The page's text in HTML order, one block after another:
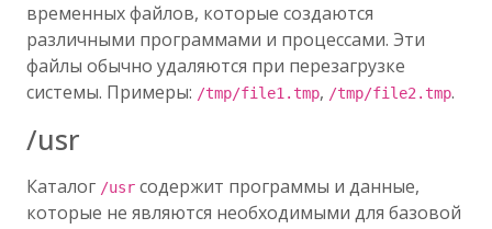
временных файлов, которые создаются
различными программами и процессами. Эти
файлы обычно удаляются при перезагрузке
системы. Примеры: /tmp/file1.tmp, /tmp/file2.tmp.
/usr
Каталог /usr содержит программы и данные,
которые не являются необходимыми для базовой